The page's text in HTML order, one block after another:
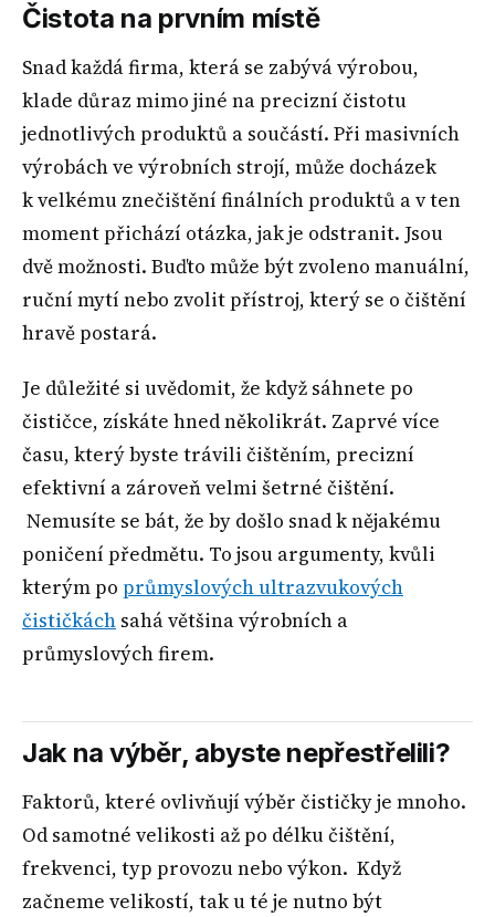
Čistota na prvním místě
Snad každá firma, která se zabývá výrobou,
klade důraz mimo jiné na precizní čistotu
jednotlivých produktů a součástí. Při masivních
výrobách ve výrobních strojí, může docházek
k velkému znečištění finálních produktů a v ten
moment přichází otázka, jak je odstranit. Jsou
dvě možnosti. Buďto může být zvoleno manuální,
ruční mytí nebo zvolit přístroj, který se o čištění
hravě postará.
Je důležité si uvědomit, že když sáhnete po
čističce, získáte hned několikrát. Zaprvé více
času, který byste trávili čištěním, precizní
efektivní a zároveň velmi šetrné čištění.
Nemusíte se bát, že by došlo snad k nějakému
poničení předmětu. To jsou argumenty, kvůli
kterým po průmyslových ultrazvukových
čističkách sahá většina výrobních a
průmyslových firem.
Jak na výběr, abyste nepřestřelili?
Faktorů, které ovlivňují výběr čističky je mnoho.
Od samotné velikosti až po délku čištění,
frekvenci, typ provozu nebo výkon. Když
začneme velikostí, tak u té je nutno být